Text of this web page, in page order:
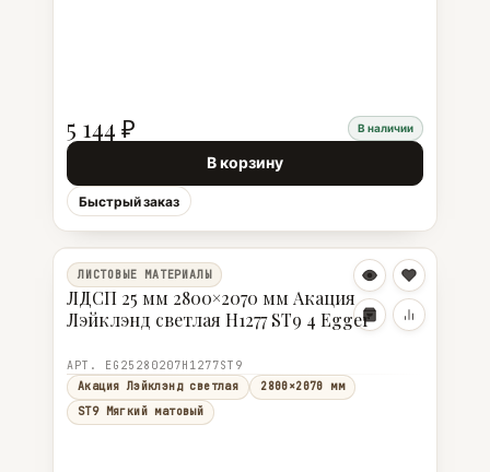
5 144 ₽ В наличии
В корзину
Быстрый заказ
ЛИСТОВЫЕ МАТЕРИАЛЫ
ЛДСП 25 мм 2800×2070 мм Акация
Лэйклэнд светлая H1277 ST9 4 Egger
АРТ. EG25280207H1277ST9
Акация Лэйклэнд светлая
2800×2070 мм
ST9 Мягкий матовый